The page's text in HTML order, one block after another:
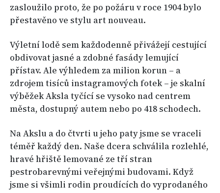
zasloužilo proto, že po požáru v roce 1904 bylo
přestavěno ve stylu art nouveau.
Výletní lodě sem každodenně přivážejí cestující
obdivovat jasné a zdobné fasády lemující
přístav. Ale výhledem za milion korun – a
zdrojem tisíců instagramových fotek – je skalní
výběžek Aksla tyčící se vysoko nad centrem
města, dostupný autem nebo po 418 schodech.
Na Akslu a do čtvrti u jeho paty jsme se vraceli
téměř každý den. Naše dcera schválila rozlehlé,
hravé hřiště lemované ze tří stran
pestrobarevnými veřejnými budovami. Když
jsme si všimli rodin proudících do vyprodaného